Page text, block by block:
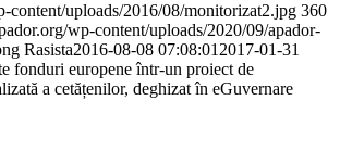
content/uploads/2016/08/monitorizat2.jpg 360
wp-content/uploads/2020/09/apador-
Rasista2016-08-08 07:08:01 2017-01-31
fonduri europene într-un proiect de
a cetățenilor, deghizat în eGuvernare